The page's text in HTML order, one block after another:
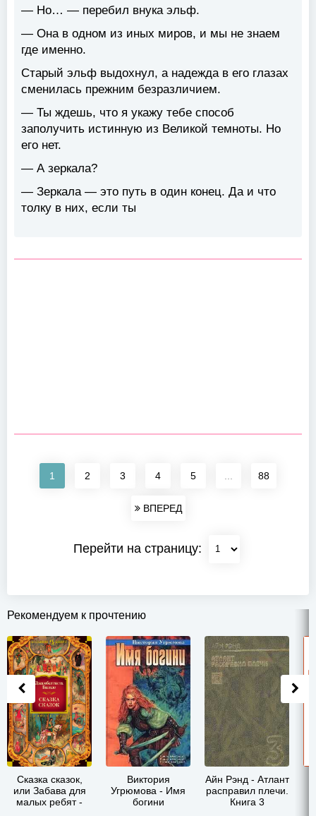
— Но… — перебил внука эльф.
— Она в одном из иных миров, и мы не знаем
где именно.
Старый эльф выдохнул, а надежда в его глазах
сменилась прежним безразличием.
— Ты ждешь, что я укажу тебе способ
заполучить истинную из Великой темноты. Но
его нет.
— А зеркала?
— Зеркала — это путь в один конец. Да и что
толку в них, если ты
1 2 3 4 5 88
ВПЕРЕД
Перейти на страницу:
Рекомендуем к прочтению
Сказка сказок,
или Забава для
малых ребят -
Виктория
Угрюмова - Имя
богини
Айн Рэнд - Атлант
расправил плечи.
Книга 3